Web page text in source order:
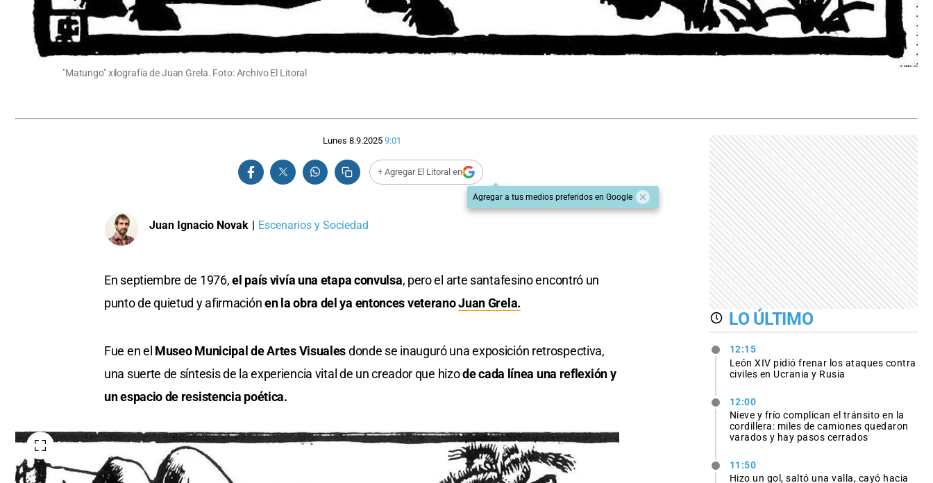
"Matungo" xilografía de Juan Grela. Foto: Archivo El Litoral
Lunes 8.9.2025 9:01
+ Agregar El Litoral en
Agregar a tus medios preferidos en Google
Juan Ignacio Novak | Escenarios y Sociedad
En septiembre de 1976,el país vivía una etapa convulsa, pero el arte santafesino encontró un
punto de quietud y afirmaciónen la obra del ya entonces veteranoJuan Grela.
Fue en el Museo Municipal de Artes Visualesdonde se inauguró una exposición retrospectiva,
una suerte de síntesis de la experiencia vital de un creador que hizode cada línea una reflexión y
un espacio de resistencia poética.
LO ÚLTIMO
12:15
León XIV pidió frenar los ataques contra
civiles en Ucrania y Rusia
12:00
Nieve y frío complican el tránsito en la
cordillera: miles de camiones quedaron
varados y hay pasos cerrados
11:50
Hizo un gol, saltó una valla, cayó hacia